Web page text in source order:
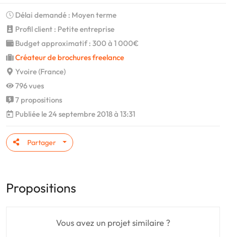
Délai demandé : Moyen terme
Profil client : Petite entreprise
Budget approximatif : 300 à 1 000€
Créateur de brochures freelance
Yvoire (France)
796 vues
7 propositions
Publiée le 24 septembre 2018 à 13:31
Partager
Propositions
Vous avez un projet similaire ?